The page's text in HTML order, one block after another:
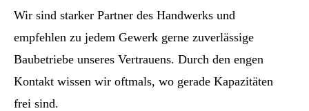
Wir sind starker Partner des Handwerks und
empfehlen zu jedem Gewerk gerne zuverlässige
Baubetriebe unseres Vertrauens. Durch den engen
Kontakt wissen wir oftmals, wo gerade Kapazitäten
frei sind.